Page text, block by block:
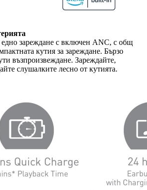
едно зареждане с включен ANC, с общ
кутия за зареждане. Бързо
възпроизвеждане. Зареждайте,
слушалките лесно от кутията.